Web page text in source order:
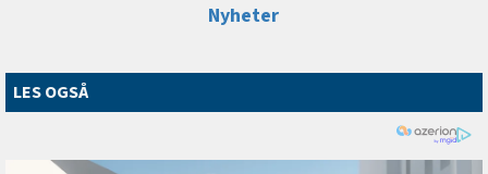
Nyheter
LES OGSÅ